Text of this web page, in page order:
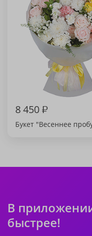
8 450₽
Букет "Весеннее
В
быстрее!